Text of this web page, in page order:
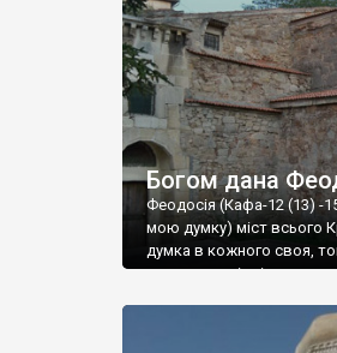
Богом дана
Феодосія (Кафа-12 (13) -
мою думку) міст всього
думка в кожного своя,
запрошую відвідати це